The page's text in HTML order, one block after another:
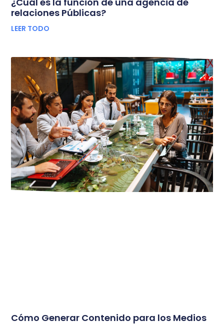
relaciones Públicas?
LEER TODO
Cómo Generar Contenido para los Medios